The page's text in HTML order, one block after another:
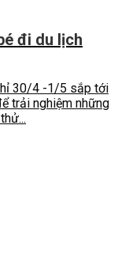
đi du lịch
30/4 -1/5 sắp tới
trải nghiệm những